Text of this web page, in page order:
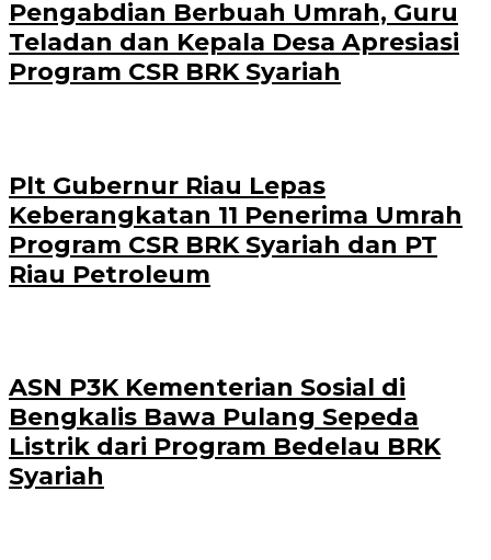
Pengabdian Berbuah Umrah, Guru
Teladan dan Kepala Desa Apresiasi
Program CSR BRK Syariah
Plt Gubernur Riau Lepas
Keberangkatan 11 Penerima Umrah
Program CSR BRK Syariah dan PT
Riau Petroleum
ASN P3K Kementerian Sosial di
Bengkalis Bawa Pulang Sepeda
Listrik dari Program Bedelau BRK
Syariah